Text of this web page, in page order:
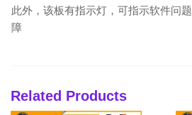
此外，该板有指示灯，可指示软件问
障
Related Products